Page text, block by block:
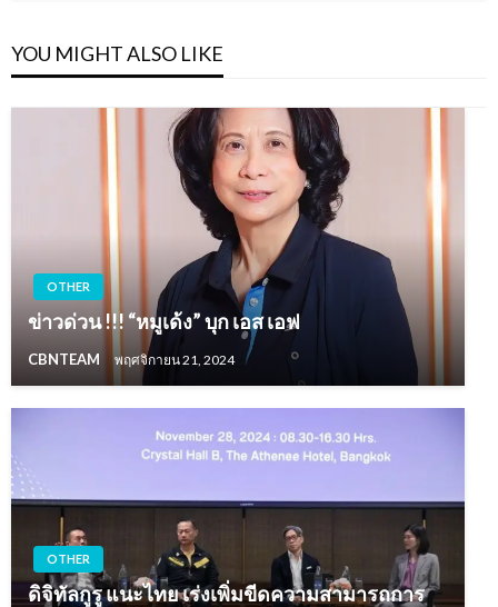
YOU MIGHT ALSO LIKE
OTHER
ข่าวด่วน !!! “หมูเด้ง” บุก เอส เอฟ
CBNTEAM พฤศจิกายน 21, 2024
OTHER
ดิจิทัลกูรู แนะไทย เร่งเพิ่มขีดความสามารถการ